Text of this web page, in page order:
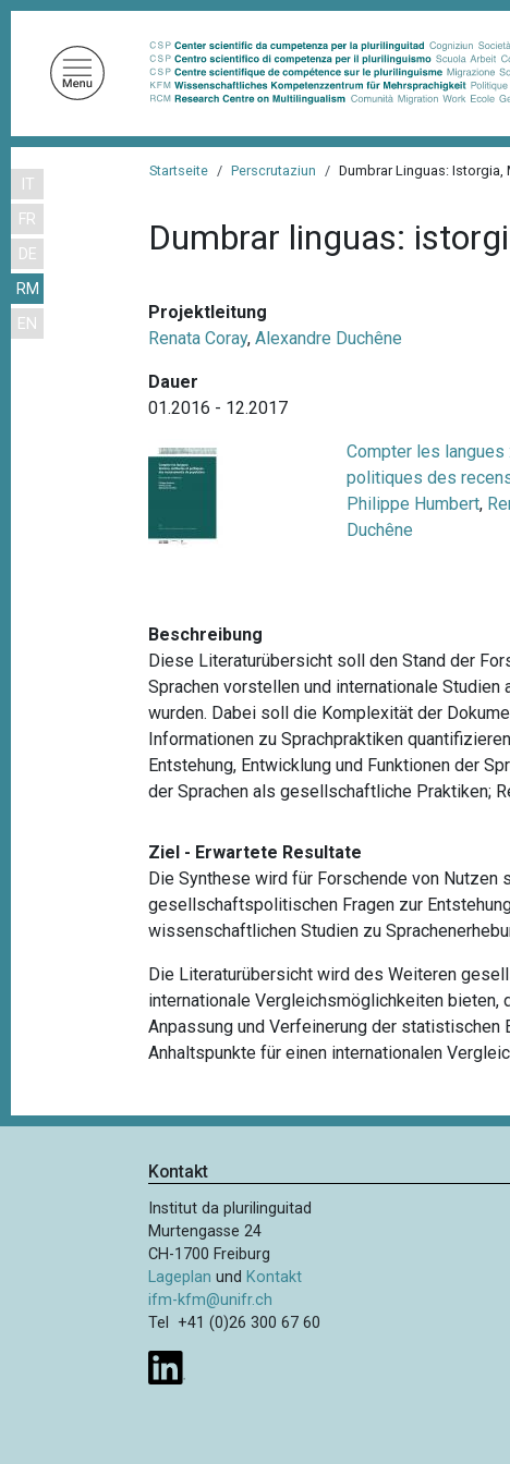
D
IT
FR
DE
RM
EN
Startseite Perscrutaziun Dumbrar Linguas: Istorgia,
Dumbrar linguas:
Projektleitung
Renata Coray,Alexandre Duchêne
Dauer
01.2016 - 12.2017
Compter les
politiques des
Philippe Humbert,
Duchêne
Beschreibung
Diese Literaturübersicht soll den Stand der
Sprachen vorstellen und internationale
wurden. Dabei soll die Komplexität der
Informationen zu Sprachpraktiken
Entstehung, Entwicklung und Funktionen der
der Sprachen als gesellschaftliche Praktiken;
Ziel - Erwartete Resultate
Die Synthese wird für Forschende von Nutzen
gesellschaftspolitischen Fragen zur
wissenschaftlichen Studien zu
Die Literaturübersicht wird des Weiteren
internationale Vergleichsmöglichkeiten
Anpassung und Verfeinerung der statistischen
Anhaltspunkte für einen internationalen
Kontakt
Institut da plurilinguitad
Murtengasse 24
CH-1700 Freiburg
Lageplan und Kontakt
ifm-kfm@unifr.ch
Tel +41 (0)26 300 67 60